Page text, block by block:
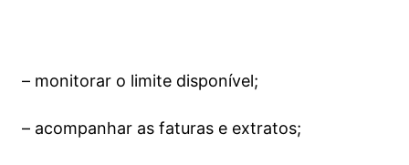
– monitorar o limite disponível;
– acompanhar as faturas e extratos;